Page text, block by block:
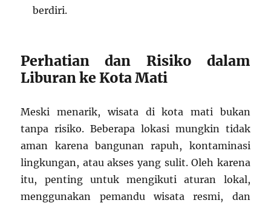
berdiri.
Perhatian dan Risiko dalam
Liburan ke Kota Mati
Meski menarik, wisata di kota mati bukan
tanpa risiko. Beberapa lokasi mungkin tidak
aman karena bangunan rapuh, kontaminasi
lingkungan, atau akses yang sulit. Oleh karena
itu, penting untuk mengikuti aturan lokal,
menggunakan pemandu wisata resmi, dan